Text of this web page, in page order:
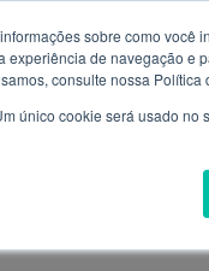
sobre como você
de navegação e
consulte nossa Política
único cookie será usado no
nenhuma notícia